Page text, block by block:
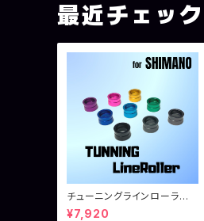
最近チェッ
チューニングラインローラ
ー シマノ用
¥7,920